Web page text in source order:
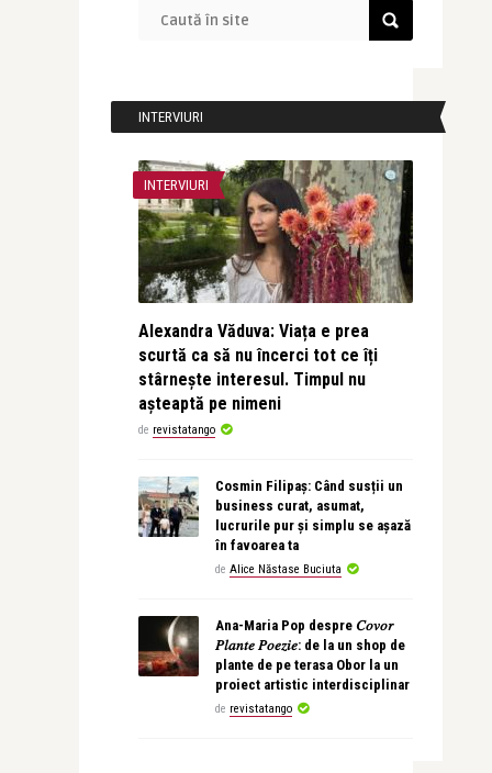
INTERVIURI
INTERVIURI
Alexandra Văduva: Viața e prea
scurtă ca să nu încerci tot ce îți
stârnește interesul. Timpul nu
așteaptă pe nimeni
de revistatango
Cosmin Filipaș: Când susții un
business curat, asumat,
lucrurile pur și simplu se așază
în favoarea ta
de Alice Năstase Buciuta
Ana-Maria Pop despre 𝐶𝑜𝑣𝑜𝑟
𝑃𝑙𝑎𝑛𝑡𝑒 𝑃𝑜𝑒𝑧𝑖𝑒: de la un shop de
plante de pe terasa Obor la un
proiect artistic interdisciplinar
de revistatango